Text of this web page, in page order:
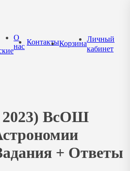
О
нас
КонтактыКорзина
Личный
кабинет
2023) ВсОШ
+ Ответы